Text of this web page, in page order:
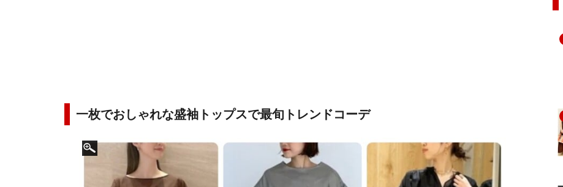
一枚でおしゃれな盛袖トップスで最旬トレンドコーデ